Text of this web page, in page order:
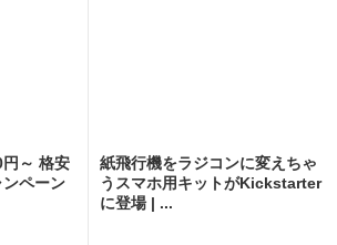
～ 格安
ペーン
紙飛行機をラジコンに変えちゃ
うスマホ用キットがKickstarter
に登場 | ...